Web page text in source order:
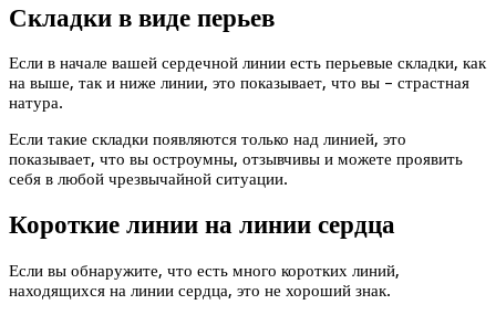
Складки в виде перьев
Если в начале вашей сердечной линии есть перьевые складки, как
на выше, так и ниже линии, это показывает, что вы – страстная
натура.
Если такие складки появляются только над линией, это
показывает, что вы остроумны, отзывчивы и можете проявить
себя в любой чрезвычайной ситуации.
Короткие линии на линии сердца
Если вы обнаружите, что есть много коротких линий,
находящихся на линии сердца, это не хороший знак.